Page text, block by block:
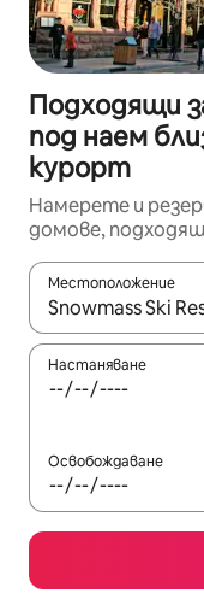
Подходящи
под наем
курорт
Намерете и
домове,
Местоположение
Когато
Настаняване
Освобождаване